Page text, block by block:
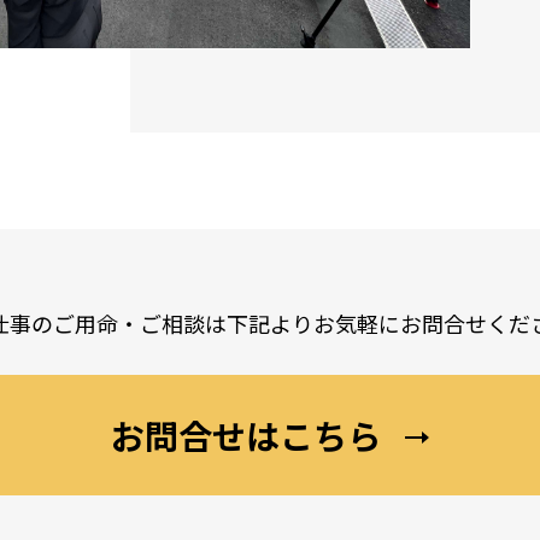
事のご用命・ご相談は下記よりお気軽にお問合せくだ
お問合せはこちら